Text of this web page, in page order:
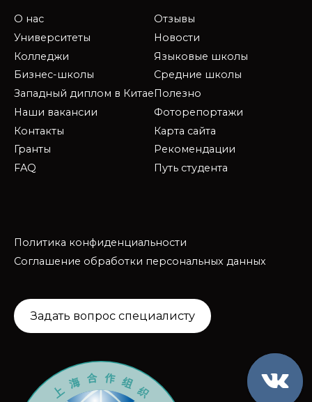
О нас
Университеты
Колледжи
Бизнес-школы
Западный диплом в Китае
Наши вакансии
Контакты
Гранты
FAQ
Отзывы
Новости
Языковые школы
Средние школы
Полезно
Фоторепортажи
Карта сайта
Рекомендации
Путь студента
Политика конфиденциальности
Соглашение обработки персональных данных
Задать вопрос специалисту